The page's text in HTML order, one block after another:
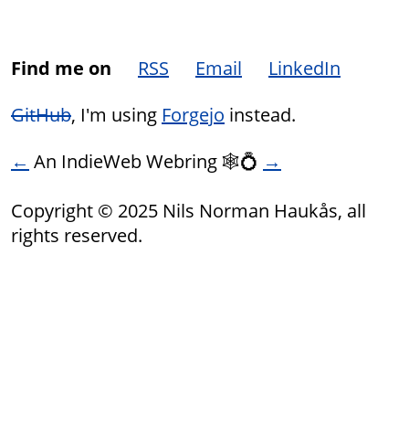
Find me on RSS Email
LinkedIn
GitHub, I'm using Forgejo instead.
← An IndieWeb Webring 🕸💍 →
Copyright © 2025 Nils Norman Haukås, all
rights reserved.